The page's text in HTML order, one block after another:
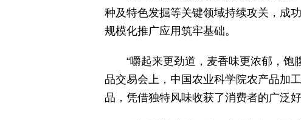
种及特色发掘等关键领域持续攻关，成
规模化推广应用筑牢基础。
“嚼起来更劲道，麦香味更浓郁，饱
品交易会上，中国农业科学院农产品加
品，凭借独特风味收获了消费者的广泛好